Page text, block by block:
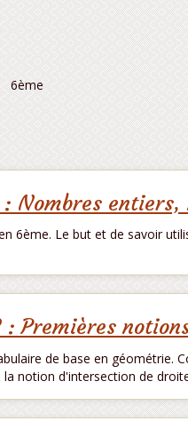
6ème
: Nombres
6ème. Le but et de savoir
: Premières
de base en géométrie.
la notion d'intersection de